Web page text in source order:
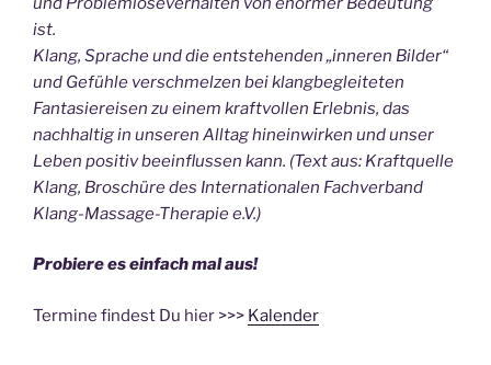
ist.
Klang, Sprache und die entstehenden „inneren Bilder“
und Gefühle verschmelzen bei klangbegleiteten
Fantasiereisen zu einem kraftvollen Erlebnis, das
nachhaltigin unseren Alltag hineinwirken und unser
Leben positiv beeinflussen kann. (Text aus: Kraftquelle
Klang, Broschüre des Internationalen Fachverband
Klang-Massage-Therapie e.V.)
Probiere es einfach mal aus!
Termine findest Du hier >>> Kalender